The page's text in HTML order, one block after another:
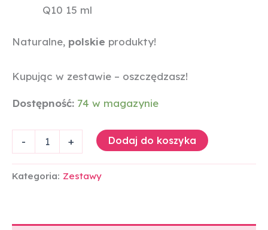
Q10 15 ml
Naturalne, polskie produkty!
Kupując w zestawie – oszczędzasz!
Dostępność: 74 w magazynie
- + Dodaj do koszyka
Kategoria: Zestawy